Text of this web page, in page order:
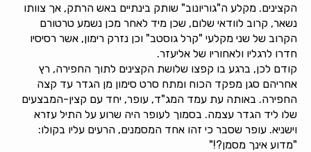
הקצינים. מקלע ה"גוריונוב" שותק בינתיים באש הרתק, אך צוותו
נשאר, קרוב לוודאי שלום, שכן מיד לאחר מכן נשמע טרטורם
הקרוב של שני מקלעי "קרל גוסטב" וכן נזרק רימון, אשר רסיסיו
חדרו לרגליו ולאחוריו של אליעזר.
קודם לכן, ברגע בו קפצו שלושת הקצינים לתוך החפירה, רץ
אחריהם סגן מפקד הכוח ומתח סרט סימון מן הגדר עד קצה
החפירה. באותה עת עמד המג"ד, עופר, יחד עם קצין-המבצעים
שלו ליד הגדר עצמה. בסמוך לעופר היה שרוע על התיל עזרא
וישניא. עופר שסבר כי זהו אחד המסמנים, הרעים עליו בקולו:
"מדוע אינך מסמן?!"